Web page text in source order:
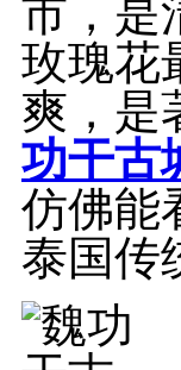
市，是
玫瑰花
爽，是
功干古
仿佛能
泰国传